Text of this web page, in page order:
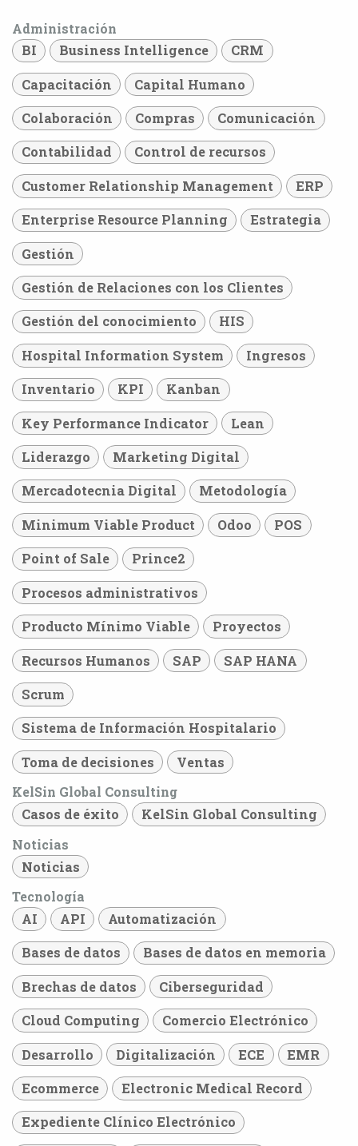
Administración
BI
Business Intelligence CRM
Capacitación Capital Humano
Colaboración Compras Comunicación
Contabilidad Control de recursos
Customer Relationship Management ERP
Enterprise Resource Planning Estrategia
Gestión
Gestión de Relaciones con los Clientes
Gestión del conocimiento HIS
Hospital Information System Ingresos
Inventario KPI Kanban
Key Performance Indicator Lean
Liderazgo Marketing Digital
Mercadotecnia Digital Metodología
Minimum Viable Product Odoo POS
Point of Sale Prince2
Procesos administrativos
Producto Mínimo Viable Proyectos
Recursos Humanos SAP SAP HANA
Scrum
Sistema de Información Hospitalario
Toma de decisiones
Ventas
KelSin Global Consulting
Casos de éxito
KelSin Global Consulting
Noticias
Noticias
Tecnología
AI
API Automatización
Bases de datos Bases de datos en memoria
Brechas de datos Ciberseguridad
Cloud Computing Comercio Electrónico
Desarrollo Digitalización ECE EMR
Ecommerce Electronic Medical Record
Expediente Clínico Electrónico